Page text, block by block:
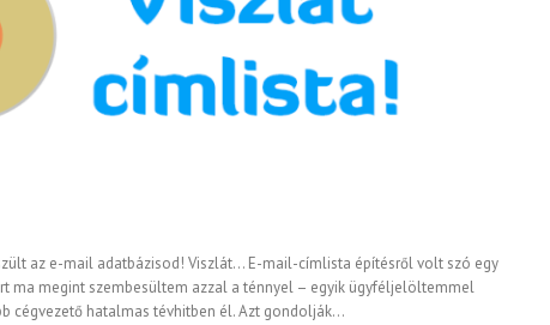
az e-mail adatbázisod! Viszlát… E-mail-címlista építésről volt szó egy
ma megint szembesültem azzal a ténnyel – egyik ügyféljelöltemmel
cégvezető hatalmas tévhitben él. Azt gondolják…